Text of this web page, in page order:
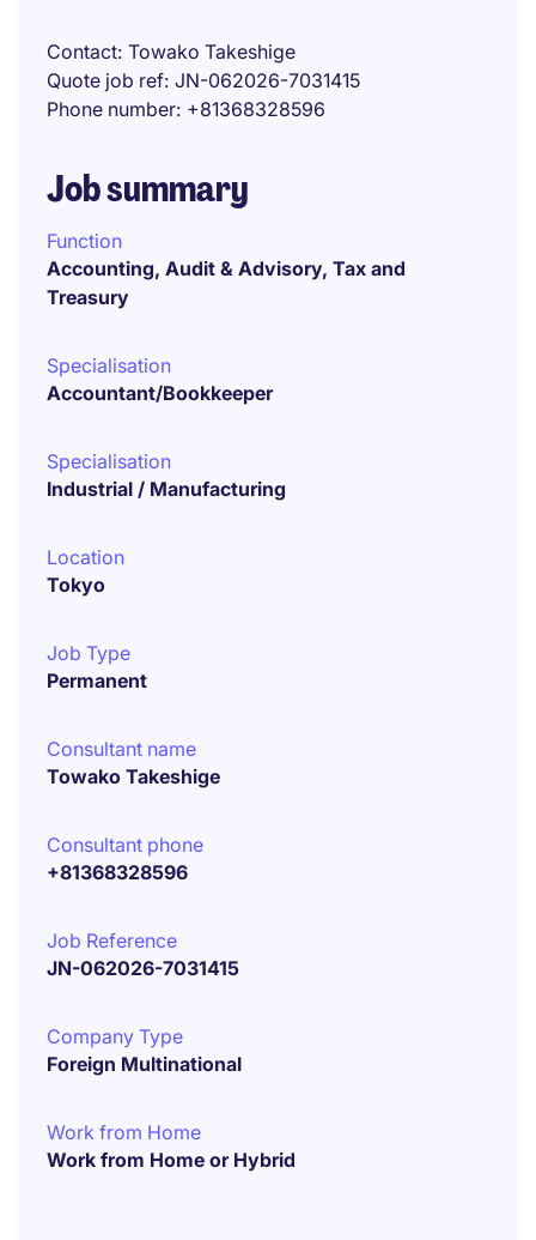
Contact Towako Takeshige
Quote job ref JN-062026-7031415
Phone number +81368328596
Job summary
Function
Accounting, Audit & Advisory, Tax and
Treasury
Specialisation
Accountant/Bookkeeper
Specialisation
Industrial / Manufacturing
Location
Tokyo
Job Type
Permanent
Consultant name
Towako Takeshige
Consultant phone
+81368328596
Job Reference
JN-062026-7031415
Company Type
Foreign Multinational
Work from Home
Work from Home or Hybrid